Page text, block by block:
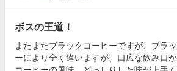
ボスの王道！
またまたブラックコーヒーですが、ブラ
ーにより全く違いますが、口広な飲み口